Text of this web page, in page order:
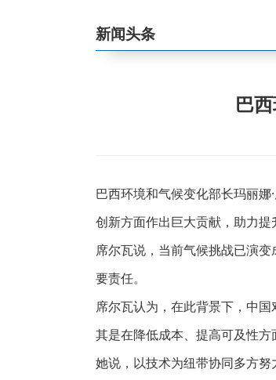
新闻头条
巴
巴西环境和气候变化部长玛丽
创新方面作出巨大贡献，助力提
席尔瓦说，当前气候挑战已演
要责任。
席尔瓦认为，在此背景下，中
其是在降低成本、提高可及性
她说，以技术为纽带协同多方努